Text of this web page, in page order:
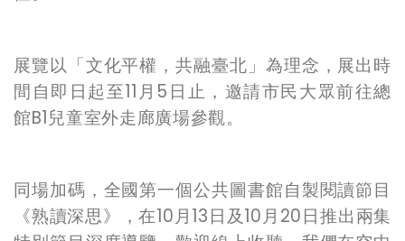
展覽以「文化平權，共融臺北」為理念，展出時
間自即日起至11月 5 日止，邀請市民大眾前往總
館B1兒童室外走廊廣場參觀。
同場加碼，全國第一個公共圖書館自製閱讀節目
《熟讀深思》，在10月13日及10月 20日推出兩集